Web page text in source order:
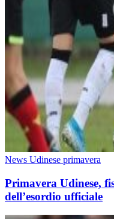
News Udinese primavera
Primavera Udinese,
dell’esordio ufficiale